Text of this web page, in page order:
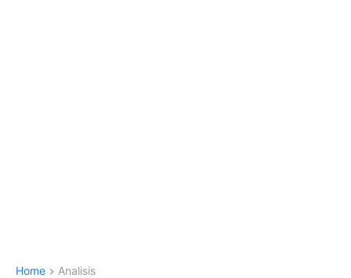
Home Analisis